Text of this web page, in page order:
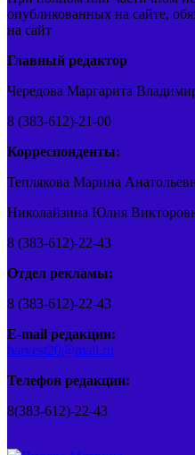
опубликованных на сайте,
на сайт
Главный редактор
Чередова Маргарита
8 (383-612)-21-00
Корреспонденты:
Теплякова Марина
Николайзина Юлия
8 (383-612)-22-43
Отдел рекламы:
8 (383-612)-22-43
E-mail редакции:
barvest20@mail.ru
Телефон редакции:
8(383-612)-22-43